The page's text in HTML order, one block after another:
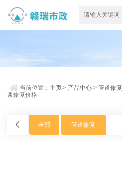
当前位置： 主页 > 产品中心 >管道修复
浆修复价格
全部 管道修复